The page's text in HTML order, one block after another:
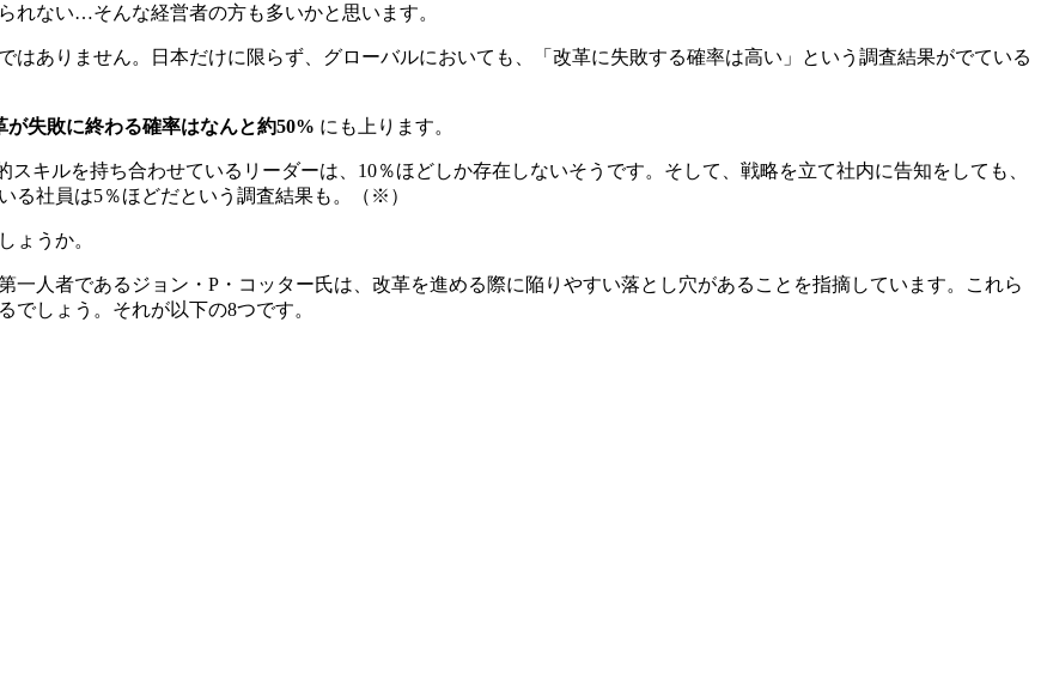
れない…そんな経営者の方も多いかと思います。
ありません。日本だけに限らず、グローバルにおいても、「改革に失敗する確率は高い」という調査結果がでている
が失敗に終わる確率はなんと約50% にも上ります。
キルを持ち合わせているリーダーは、10％ほどしか存在しないそうです。そして、戦略を立て社内に告知をしても、
る社員は5％ほどだという調査結果も。（※）
ょうか。
人者であるジョン・P・コッター氏は、改革を進める際に陥りやすい落とし穴があることを指摘しています。これら
しょう。それが以下の8つです。